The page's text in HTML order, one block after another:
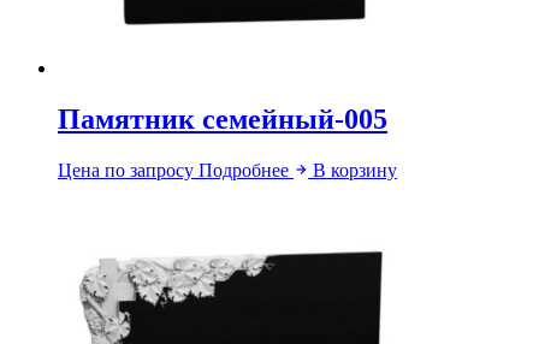
Памятник семейный-005
Цена по запросу Подробнее В корзину